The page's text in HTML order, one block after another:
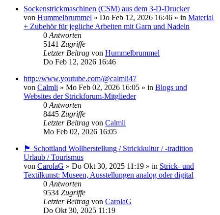
Sockenstrickmaschinen (CSM) aus dem 3-D-Drucker
von Hummelbrummel » Do Feb 12, 2026 16:46 » in Material
+ Zubehör für jegliche Arbeiten mit Garn und Nadeln
0 Antworten
5141 Zugriffe
Letzter Beitrag von Hummelbrummel
Do Feb 12, 2026 16:46
http://www.youtube.com/@calmli47
von Calmli » Mo Feb 02, 2026 16:05 » in Blogs und
Websites der Strickforum-Mitglieder
0 Antworten
8445 Zugriffe
Letzter Beitrag von Calmli
Mo Feb 02, 2026 16:05
🏴󠁧󠁢󠁳󠁣󠁴󠁿 Schottland Wollherstellung / Strickkultur / -tradition
Urlaub / Tourismus
von CarolaG » Do Okt 30, 2025 11:19 » in Strick- und
Textilkunst: Museen, Ausstellungen analog oder digital
0 Antworten
9534 Zugriffe
Letzter Beitrag von CarolaG
Do Okt 30, 2025 11:19